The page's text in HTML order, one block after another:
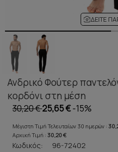
ΔΕΊΤΕ
Ανδρικό Φούτερ
κορδόνι στη μέση
30,20 €25,65 €-15%
Μέγιστη Τιμή Τελευταίων 30 ημερών :
Αρχική Τιμή : 30,20 €
Κωδικός:
96-72402